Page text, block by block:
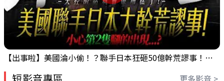
【出事啦】美國淪小偷！？聯手日本狂砸50億幹荒謬事！美元急殺黃金噴發，外資準備血洗台股！？｜ Mr.永年 李｜ 盤後講股 Mr.永年 李 2026 / 08 / 06
更多影音 >